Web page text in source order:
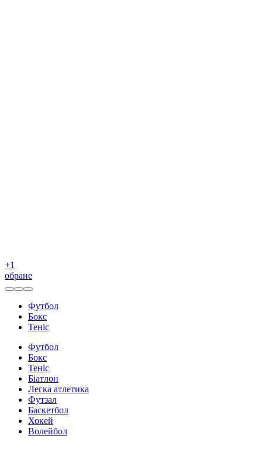
+1
обране
Футбол
Бокс
Теніс
Футбол
Бокс
Теніс
Біатлон
Легка атлетика
Футзал
Баскетбол
Хокей
Волейбол